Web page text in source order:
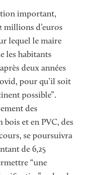
important,
millions d’euros
lequel le maire
les habitants
deux années
pour qu’il soit
possible”.
des
bois et en PVC, des
se poursuivra
de 6,25
“une